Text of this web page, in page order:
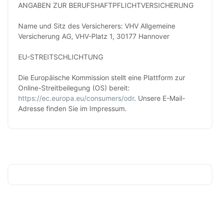
ANGABEN ZUR BERUFSHAFTPFLICHTVERSICHERUNG
Name und Sitz des Versicherers: VHV Allgemeine
Versicherung AG, VHV-Platz 1, 30177 Hannover
EU-STREITSCHLICHTUNG
Die Europäische Kommission stellt eine Plattform zur
Online-Streitbeilegung (OS) bereit:
https://ec.europa.eu/consumers/odr. Unsere E-Mail-
Adresse finden Sie im Impressum.